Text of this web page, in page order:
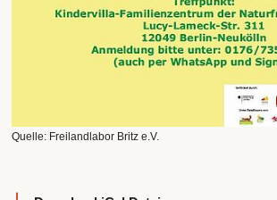
Quelle: Freilandlabor Britz e.V.